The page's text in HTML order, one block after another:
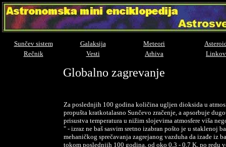
Sunčev sistem Galaksija Meteori
Rečnik
Vesti Arhiva
Globalno zagrevanje
Za poslednjih 100 godina količina ugljen dioksida u
propušta kratkotalasno Sunčevo zračenje, a apsorbuje
prisustva temperatura u nižim slojevima atmosfere viša
" - izraz ne baš sasvim sretno izabran pošto je u staklenoj
mehaničkog sprečavanja zagrejanog vazduha da izađe iz
tokom poslednjih 100 godina, od oko 0,3 - 0,7 K, po redu